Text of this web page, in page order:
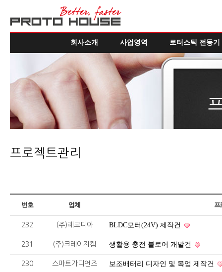
회사소개 사업영역 로터스틱 전동기
프로젝트관리
번호 업체 프
232 (주)레코디아 BLDC모터(24V) 제작건
231 (주)크레이지캠 생활용 충전 블로어 개발건
230 스마트가디언즈 보조배터리 디자인 및 목업 제작건